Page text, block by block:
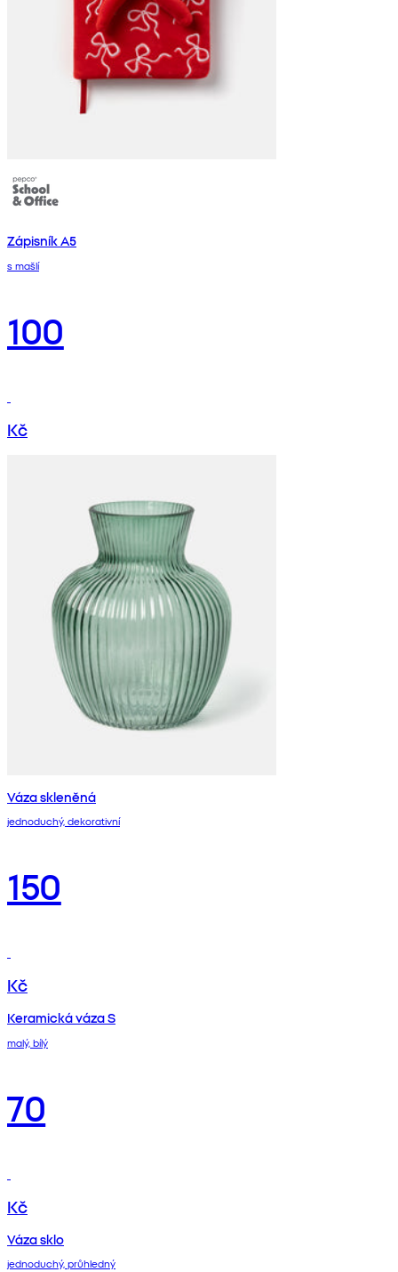
Zápisník A5
s mašlí
100
Kč
Váza skleněná
jednoduchý, dekorativní
150
Kč
Keramická váza S
malý, bílý
70
Kč
Váza sklo
jednoduchý, průhledný